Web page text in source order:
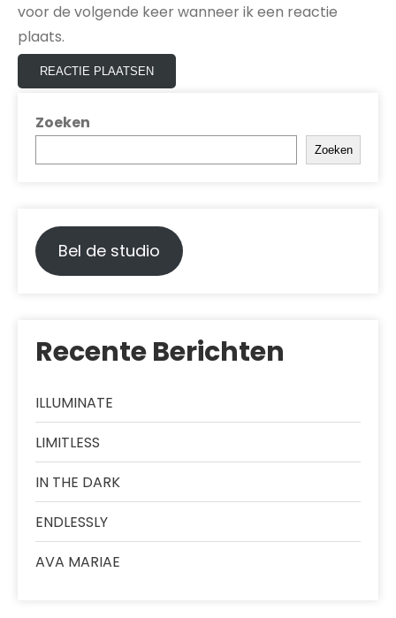
voor de volgende keer wanneer ik een reactie
plaats.
Zoeken
Zoeken
Bel de studio
Recente Berichten
ILLUMINATE
LIMITLESS
IN THE DARK
ENDLESSLY
AVA MARIAE